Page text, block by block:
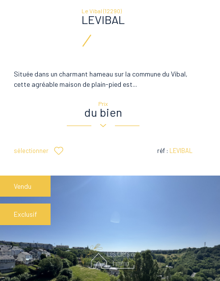
Le Vibal (12290)
LEVIBAL
Située dans un charmant hameau sur la commune du Vibal,
cette agréable maison de plain-pied est...
Prix
du bien
sélectionner réf : LEVIBAL
Vendu
Exclusif